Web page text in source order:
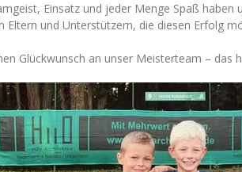
Einsatz und jeder Menge Spaß haben
Eltern und Unterstützern, die diesen Erfolg
Glückwunsch an unser Meisterteam –